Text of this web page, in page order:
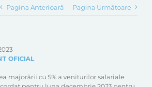
Pagina Anterioară Pagina Următoare
OFICIAL
majorării cu 5% a veniturilor salariale